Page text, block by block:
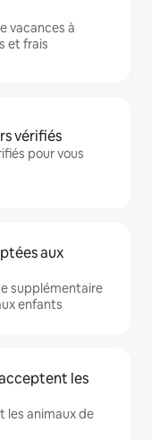
vacances à
et frais
vérifiés
pour vous
aux
supplémentaire
enfants
les
les animaux de